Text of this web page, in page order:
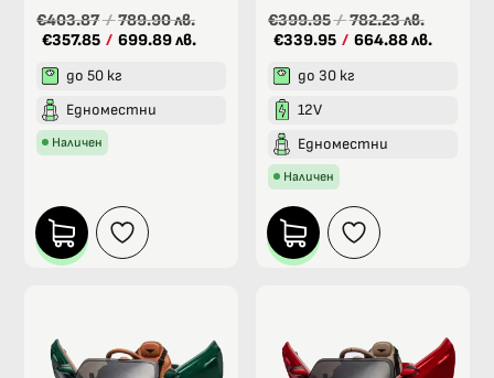
€403.87/789.90 лв.
€357.85 / 699.89 лв.
до 50 кг
Едноместни
Наличен
€399.95/782.23 лв.
€339.95 / 664.88 лв.
до 30 кг
12V
Едноместни
Наличен